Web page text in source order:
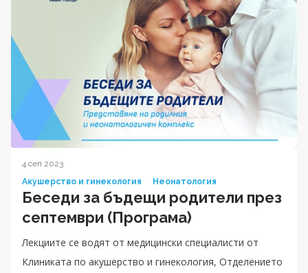
4 сеп 2023
Акушерство и гинекология
Неонатология
Беседи за бъдещи родители през
септември (Програма)
Лекциите се водят от медицински специалисти от
Клиниката по акушерство и гинекология, Отделението